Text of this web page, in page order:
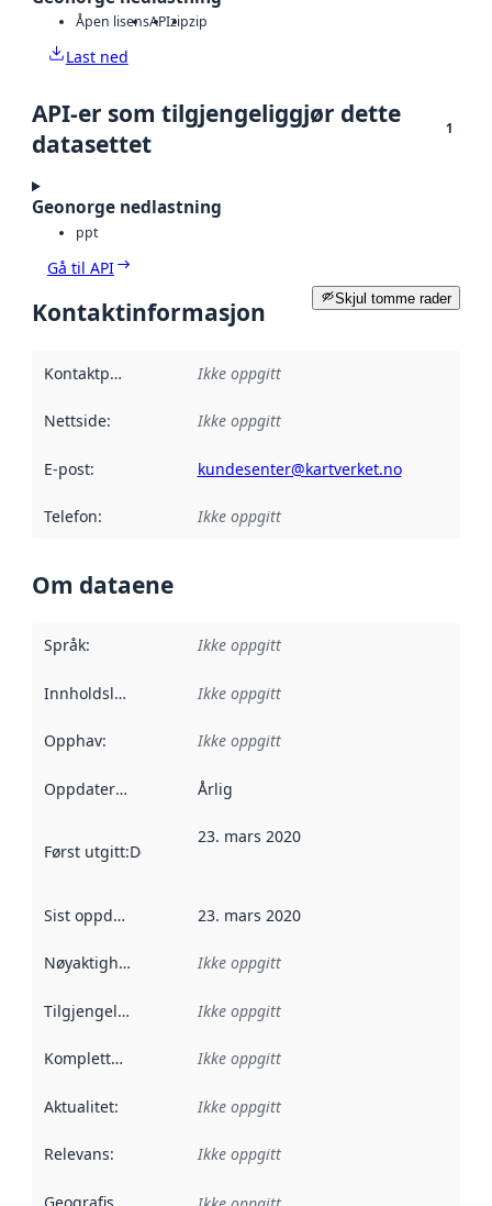
Åpen lisensAPIzipzip
Last ned
API-er som tilgjengeliggjør dette
datasettet
1
Geonorge nedlastning
ppt
Gå til API
Skjul tomme rader
Kontaktinformasjon
Kontaktpunkt Ikke oppgitt
Nettside: Ikke oppgitt
E-post: kundesenter@kartverket.no
Telefon: Ikke oppgitt
Om dataene
Språk: Ikke oppgitt
Innholdsleverandører :
Ikke oppgitt
Opphav: Ikke oppgitt
Oppdateringsfrekvens :
Årlig
Først utgitt:Denne datoen sier når dataene i dette
23. mars 2020
Sist oppdatert 23. mars 2020
Nøyaktighet Ikke oppgitt
Tilgjengelighet Ikke oppgitt
Kompletthet Ikke oppgitt
Aktualitet: Ikke oppgitt
Relevans: Ikke oppgitt